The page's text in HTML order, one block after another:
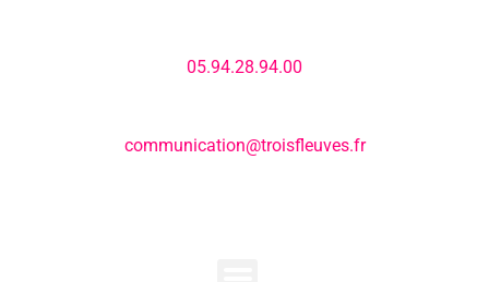
05.94.28.94.00
communication@troisfleuves.fr